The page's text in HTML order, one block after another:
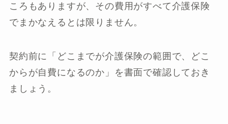
ころもありますが、その費用がすべて介護保険
でまかなえるとは限りません。
契約前に「どこまでが介護保険の範囲で、どこ
からが自費になるのか」を書面で確認しておき
ましょう。